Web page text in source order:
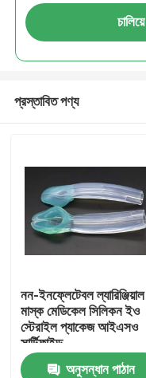
চালিয়ে
প্রস্তাবিত পণ্য
নন-ইনফ্লেটেবল ল্যারিঞ্জিয়াল
মাস্ক মেডিকেল সিলিকন ইও
স্টেরাইল প্যাকেজ আইএসও
সার্টিফাইড
অনুসন্ধান পাঠান